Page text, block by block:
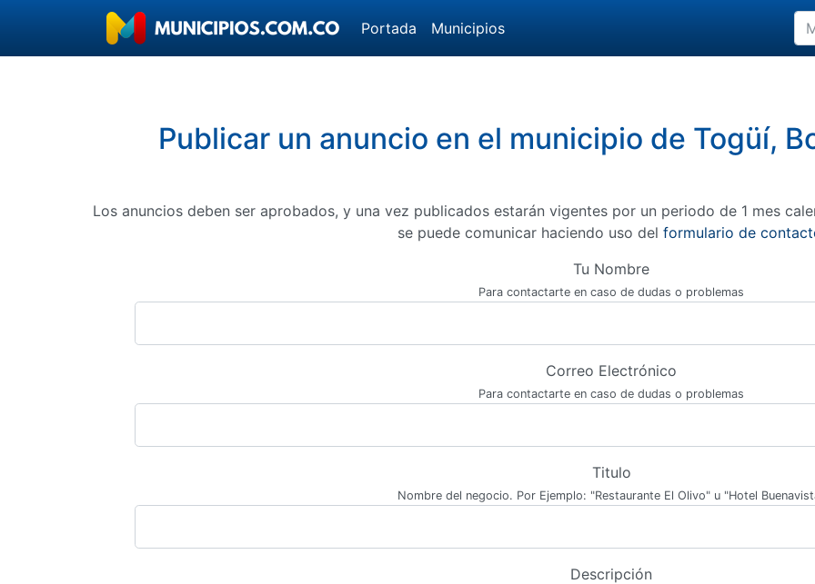
Portada Municipios
Publicar un anuncio en el municipio de Togüí,
Los anuncios deben ser aprobados, y una vez publicados estarán vigentes por un periodo de 1 mes
se puede comunicar haciendo uso del formulario de
Tu Nombre
Para contactarte en caso de dudas o problemas
Correo Electrónico
Para contactarte en caso de dudas o problemas
Titulo
Nombre del negocio. Por Ejemplo: "Restaurante El Olivo" u "Hotel
Descripción